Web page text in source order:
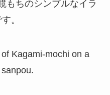
もちのシンプルなイラ
。
Kagami-mochi on a